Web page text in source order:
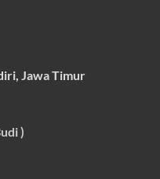
Jawa Timur
)